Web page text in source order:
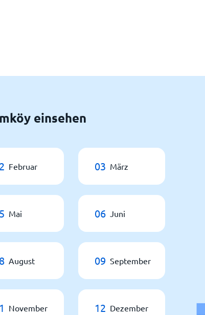
einsehen
Februar 03 März
Mai 06 Juni
August 09 September
November 12 Dezember